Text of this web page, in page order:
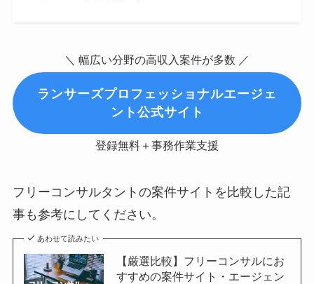
＼ 幅広い分野の高収入案件が多数 ／
ランサーズプロフェッショナルエージェ
ント公式サイト
登録無料＋事務作業支援
フリーコンサルタントの案件サイトを比較した記
事も参考にしてください。
あわせて読みたい
【厳選比較】フリーコンサルにお
すすめの案件サイト・エージェン